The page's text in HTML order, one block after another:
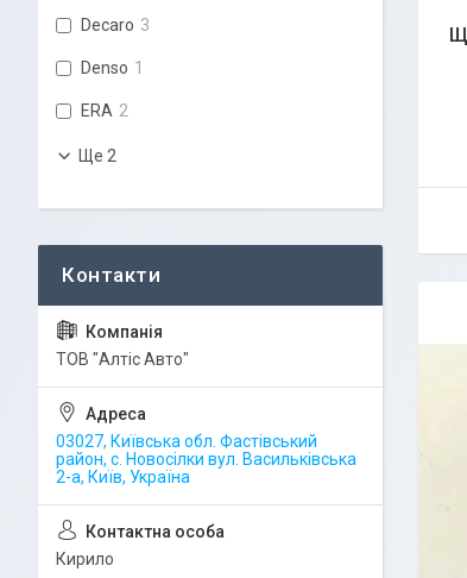
Decaro 3
Denso 1
ERA 2
Ще 2
ТОВ "Алтіс Авто"
03027, Київська обл. Фастівський
район, с. Новосілки вул. Васильківська
2-а, Київ, Україна
Кирило